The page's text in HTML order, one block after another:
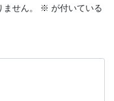
せん。 ※ が付いている